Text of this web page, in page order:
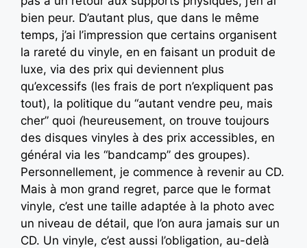
bien peur. D’autant plus, que dans le même
temps, j’ai l’impression que certains organisent
la rareté du vinyle, en en faisant un produit de
luxe, via des prix qui deviennent plus
qu’excessifs (les frais de port n’expliquent pas
tout), la politique du “autant vendre peu, mais
cher” quoi (heureusement, on trouve toujours
des disques vinyles à des prix accessibles, en
général via les “bandcamp” des groupes).
Personnellement, je commence à revenir au CD.
Mais à mon grand regret, parce que le format
vinyle, c’est une taille adaptée à la photo avec
un niveau de détail, que l’on aura jamais sur un
CD. Un vinyle, c’est aussi l’obligation, au-delà